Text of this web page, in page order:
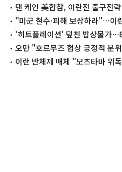
댄 케인 美합참, 이란전 출구전
"미군 철수·피해 보상하라"…이
구안'(종합)
'히트플레이션' 덮친 밥상물가
려 오만 "호르무즈 협상 긍정적 분
이란 반체제 매체 "모즈타바 위